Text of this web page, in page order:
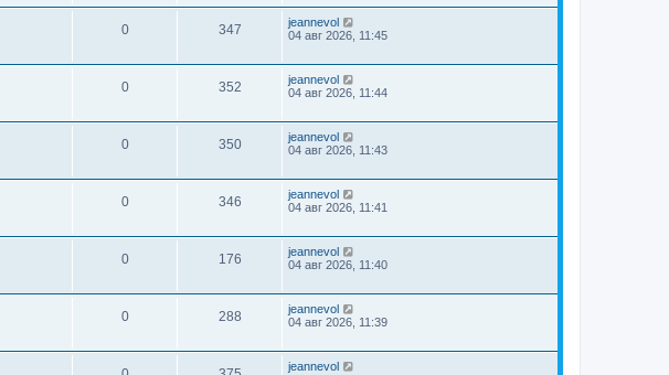
0 347
jeannevol
04 авг 2026, 11:45
0 352
jeannevol
04 авг 2026, 11:44
0 350
jeannevol
04 авг 2026, 11:43
0 346
jeannevol
04 авг 2026, 11:41
0 176
jeannevol
04 авг 2026, 11:40
0 288
jeannevol
04 авг 2026, 11:39
jeannevol